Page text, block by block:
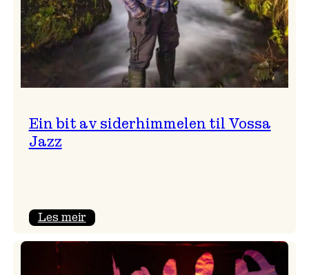
Ein bit av siderhimmelen til Vossa
Jazz
Les meir: